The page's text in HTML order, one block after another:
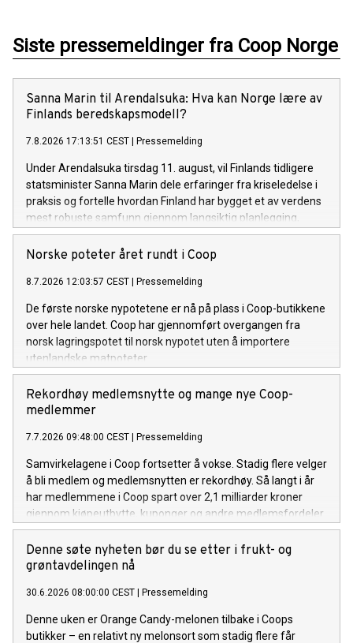
Siste pressemeldinger fra Coop Norge
Sanna Marin til Arendalsuka: Hva kan Norge lære av
Finlands beredskapsmodell?
7.8.2026 17:13:51 CEST Pressemelding
Under Arendalsuka tirsdag 11. august, vil Finlands tidligere
statsminister Sanna Marin dele erfaringer fra kriseledelse i
praksis og fortelle hvordan Finland har bygget et av verdens
mest robuste samfunn gjennom langsiktig planlegging,
samarbeid mellom offentlig og privat sektor og en sterk
beredskapskultur.
Norske poteter året rundt i Coop
8.7.2026 12:03:57 CEST Pressemelding
De første norske nypotetene er nå på plass i Coop-butikkene
over hele landet. Coop har gjennomført overgangen fra
norsk lagringspotet til norsk nypotet uten å importere
utenlandske matpoteter.
Rekordhøy medlemsnytte og mange nye Coop-
medlemmer
7.7.2026 09:48:00 CEST Pressemelding
Samvirkelagene i Coop fortsetter å vokse. Stadig flere velger
å bli medlem og medlemsnytten er rekordhøy. Så langt i år
har medlemmene i Coop spart over 2,1 milliarder kroner
gjennom kjøpeutbytte, kuponger og andre medlemsfordeler.
Denne søte nyheten bør du se etter i frukt- og
grøntavdelingen nå
30.6.2026 08:00:00 CEST Pressemelding
Denne uken er Orange Candy-melonen tilbake i Coops
butikker – en relativt ny melonsort som stadig flere får